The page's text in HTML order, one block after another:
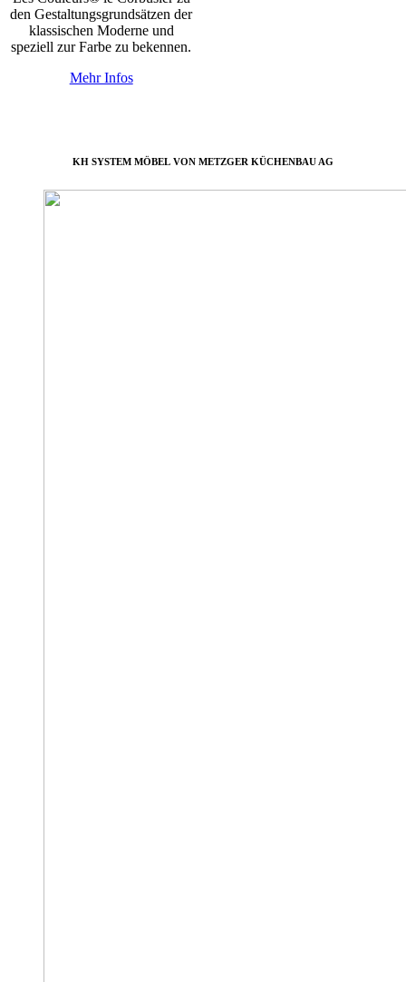
den Gestaltungsgrundsätzen der
klassischen Moderne und
speziell zur Farbe zu bekennen.
Mehr Infos
KH SYSTEM MÖBEL VON METZGER KÜCHENBAU AG